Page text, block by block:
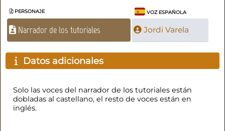
PERSONAJE VOZ ESPAÑOLA
Narrador de los tutoriales Jordi Varela
Datos adicionales
Solo las voces del narrador de los tutoriales están
dobladas al castellano, el resto de voces están en
inglés.